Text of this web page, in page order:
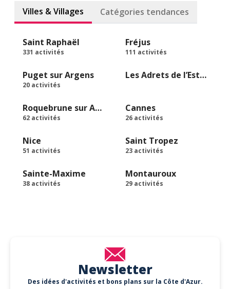
Villes & Villages Catégories tendances
Saint Raphaël
331 activités
Fréjus
111 activités
Puget sur Argens
20 activités
Les Adrets de l’Estérel
Roquebrune sur Argens
62 activités
Cannes
26 activités
Nice
51 activités
Saint Tropez
23 activités
Sainte-Maxime
38 activités
Montauroux
29 activités
Newsletter
Des idées d'activités et bons plans sur la Côte d'Azur.